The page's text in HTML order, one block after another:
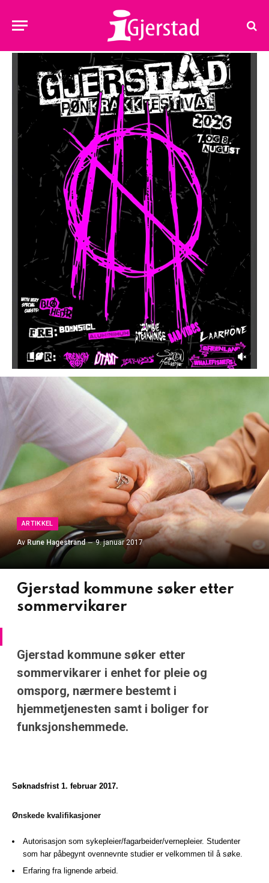
ARTIKKEL
Av Rune Hagestrand 9. januar 2017
Gjerstad kommune søker etter
sommervikarer
Gjerstad kommune søker etter
sommervikarer i enhet for pleie og
omsporg, nærmere bestemt i
hjemmetjenesten samt i boliger for
funksjonshemmede.
Søknadsfrist 1. februar 2017.
Ønskede kvalifikasjoner
Autorisasjon som sykepleier/fagarbeider/vernepleier. Studenter
som har påbegynt ovennevnte studier er velkommen til å søke.
Erfaring fra lignende arbeid.